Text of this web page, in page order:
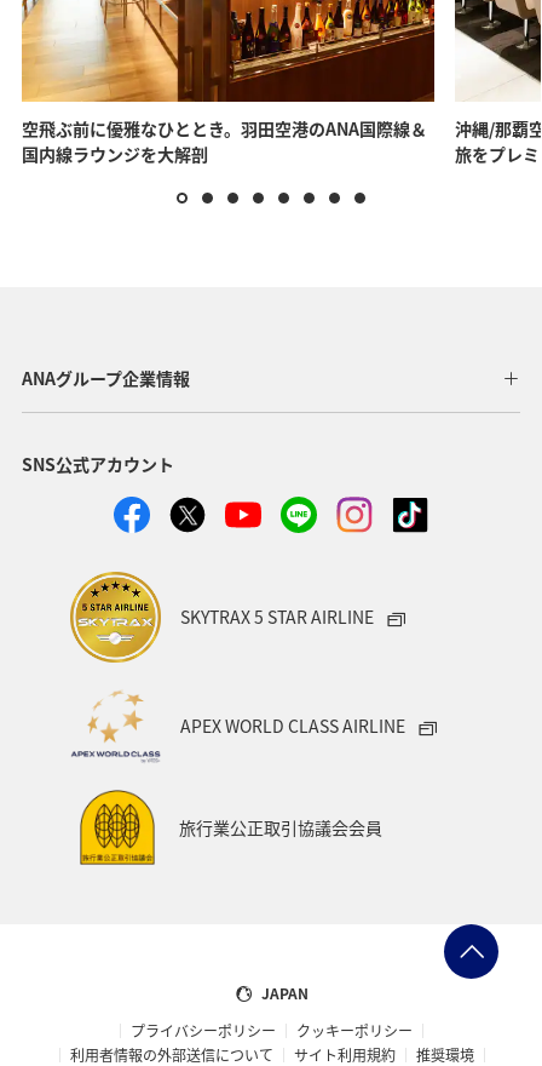
音声ガイダンスにそって、ANAスーパーフライヤーズカードに記
載されているANAマイレージクラブお客様番号（10桁）とAMCパ
スワード（4桁）を入力していただければ、「スーパーフライヤ
ーズサービス」デスクにおつなぎいたします。
* AMCパスワード（4桁）は、Webパスワード（8～16桁）とは異
日本からの場合
お問い合わせ
0120-029-340 （フリーダイヤル）
0570-029-340
03-6741-6682
空飛ぶ前に優雅なひととき。羽田空港のANA国際線＆
国内線ラウンジを大解剖
沖縄/那覇
旅をプレ
ANAグループ企業情報
SNS公式アカウント
SKYTRAX 5 STAR AIRLINE
APEX WORLD CLASS AIRLINE
旅行業公正取引協議会会員
JAPAN
プライバシーポリシー
クッキーポリシー
利用者情報の外部送信について
サイト利用規約 推奨環境